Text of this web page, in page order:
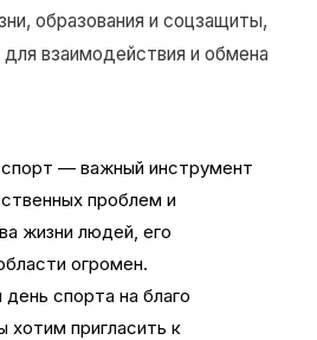
образования и соцзащиты,
взаимодействия и обмена
― важный инструмент
проблем и
жизни людей, его
огромен.
спорта на благо
хотим пригласить к